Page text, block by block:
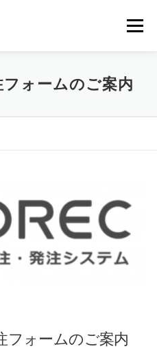
メニュー
CONTACT
ォームのご案内
フォームのご案内